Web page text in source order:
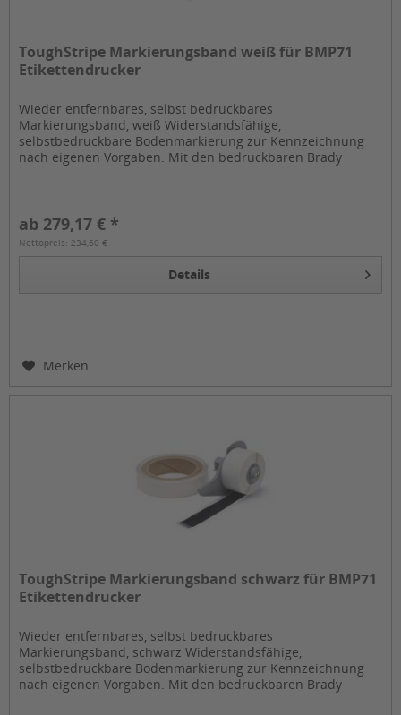
ToughStripe Markierungsband weiß für BMP71
Etikettendrucker
Wieder entfernbares, selbst bedruckbares
Markierungsband, weiß Widerstandsfähige,
selbstbedruckbare Bodenmarkierung zur Kennzeichnung
nach eigenen Vorgaben. Mit den bedruckbaren Brady
ab 279,17 € *
Nettopreis: 234,60 €
Details
Merken
ToughStripe Markierungsband schwarz für BMP71
Etikettendrucker
Wieder entfernbares, selbst bedruckbares
Markierungsband, schwarz Widerstandsfähige,
selbstbedruckbare Bodenmarkierung zur Kennzeichnung
nach eigenen Vorgaben. Mit den bedruckbaren Brady